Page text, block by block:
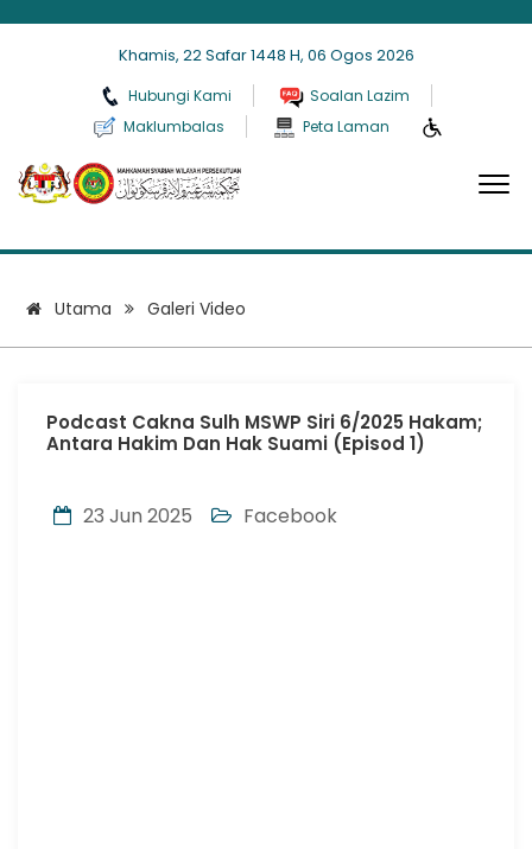
Khamis, 22 Safar 1448 H, 06 Ogos 2026
Hubungi Kami
Soalan Lazim
Maklumbalas
Peta Laman
Utama Galeri Video
Podcast Cakna Sulh MSWP Siri 6/2025 Hakam;
Antara Hakim Dan Hak Suami (Episod 1)
23 Jun 2025 Facebook